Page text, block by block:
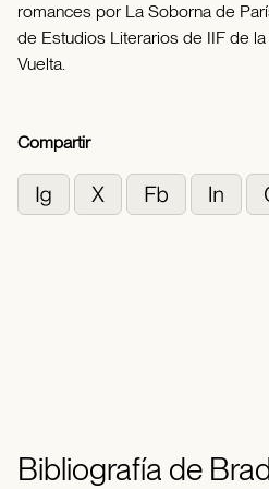
romances por La Soborna de
de Estudios Literarios de IIF de
Vuelta.
Compartir
Bibliografía de